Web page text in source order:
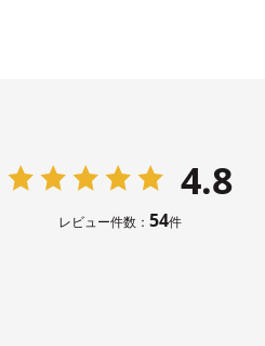
4.8
レビュー件数： 54件